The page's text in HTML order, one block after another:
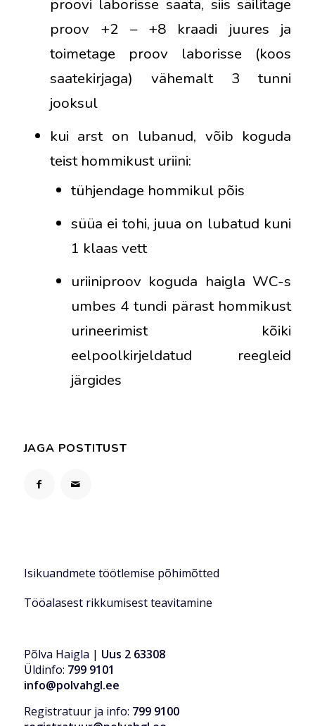
proovi laborisse saata, siis säilitage
proov +2 – +8 kraadi juures ja
toimetage proov laborisse (koos
saatekirjaga) vähemalt 3 tunni
jooksul
kui arst on lubanud, võib koguda
teist hommikust uriini:
tühjendage hommikul põis
süüa ei tohi, juua on lubatud kuni
1 klaas vett
uriiniproov koguda haigla WC-s
umbes 4 tundi pärast hommikust
urineerimist kõiki
eelpoolkirjeldatud reegleid
järgides
JAGA POSTITUST
Isikuandmete töötlemise põhimõtted
Tööalasest rikkumisest teavitamine
Põlva Haigla | Uus 2 63308
Üldinfo: 799 9101
info@polvahgl.ee
Registratuur ja info: 799 9100